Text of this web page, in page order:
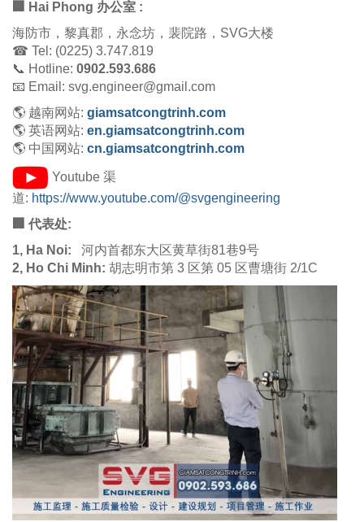
🏢 Hai Phong 办公室 :
海防市，黎真郡，永念坊，裴院路，SVG大楼
☎ Tel: (0225) 3.747.819
📞 Hotline: 0902.593.686
📧 Email: svg.engineer@gmail.com
🌎 越南网站: giamsatcongtrinh.com
🌎 英语网站: en.giamsatcongtrinh.com
🌎 中国网站: cn.giamsatcongtrinh.com
Youtube 渠
道: https://www.youtube.com/@svgengineering
🏢 代表处:
1, Ha Noi:
河内首都东大区黄草街81巷9号
2, Ho Chi Minh: 胡志明市第 3 区第 05 区曹塘街 2/1C